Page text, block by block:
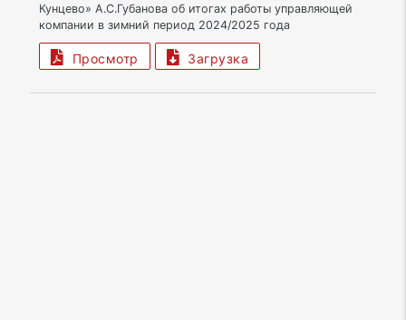
Кунцево» А.С.Губанова об итогах работы управляющей
компании в зимний период 2024/2025 года
Просмотр Загрузка